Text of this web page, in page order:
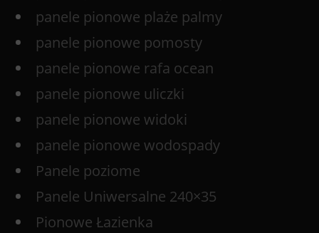
panele pionowe plaże palmy
panele pionowe pomosty
panele pionowe rafa ocean
panele pionowe uliczki
panele pionowe widoki
panele pionowe wodospady
Panele poziome
Panele Uniwersalne 240×35
Pionowe Łazienka